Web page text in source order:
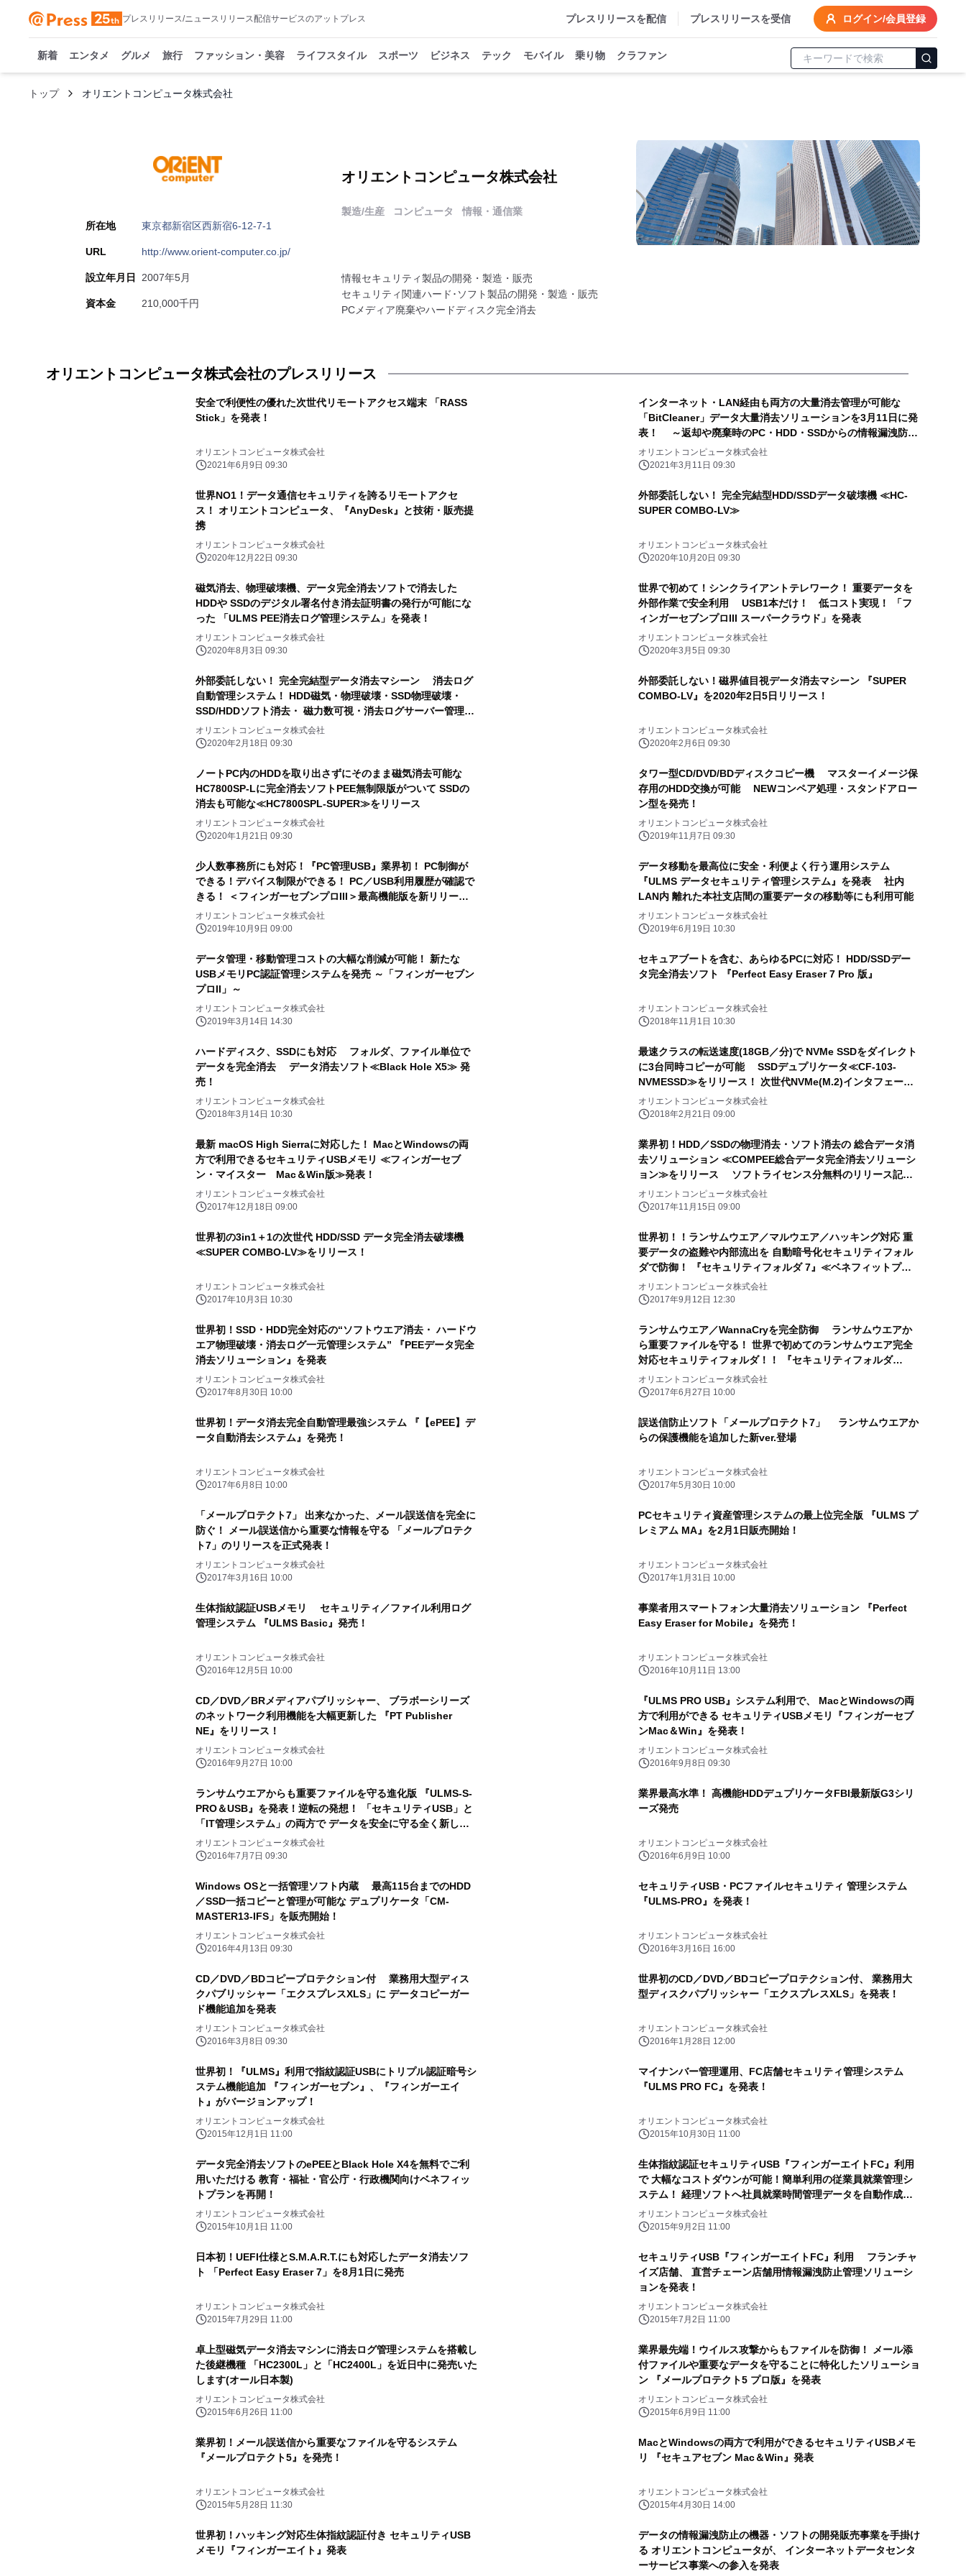
プレスリリース/ニュースリリース配信サービスのアットプレス プレスリリースを配信 プレスリリースを受信 ログイン/会員登録
新着 エンタメ グルメ 旅行 ファッション・美容 ライフスタイル スポーツ ビジネス テック モバイル 乗り物 クラファン
トップ オリエントコンピュータ株式会社
オリエントコンピュータ株式会社
製造/生産 コンピュータ 情報・通信業
情報セキュリティ製品の開発・製造・販売
セキュリティ関連ハード･ソフト製品の開発・製造・販売
PCメディア廃棄やハードディスク完全消去
所在地 東京都新宿区西新宿6-12-7-1
URL http://www.orient-computer.co.jp/
設立年月日 2007年5月
資本金 210,000千円
オリエントコンピュータ株式会社のプレスリリース
安全で利便性の優れた次世代リモートアクセス端末 「RASS
Stick」を発表！
オリエントコンピュータ株式会社
2021年6月9日 09:30
インターネット・LAN経由も両方の大量消去管理が可能な
「BitCleaner」データ大量消去ソリューションを3月11日に発
表！ ～返却や廃棄時のPC・HDD・SSDからの情報漏洩防止
～
オリエントコンピュータ株式会社
2021年3月11日 09:30
世界NO1！データ通信セキュリティを誇るリモートアクセ
ス！ オリエントコンピュータ、『AnyDesk』と技術・販売提
携
オリエントコンピュータ株式会社
2020年12月22日 09:30
外部委託しない！ 完全完結型HDD/SSDデータ破壊機 ≪HC-
SUPER COMBO-LV≫
オリエントコンピュータ株式会社
2020年10月20日 09:30
磁気消去、物理破壊機、データ完全消去ソフトで消去した
HDDや SSDのデジタル署名付き消去証明書の発行が可能にな
った 「ULMS PEE消去ログ管理システム」を発表！
オリエントコンピュータ株式会社
2020年8月3日 09:30
世界で初めて！シンクライアントテレワーク！ 重要データを
外部作業で安全利用 USB1本だけ！ 低コスト実現！ 「フ
ィンガーセブンプロIII スーパークラウド」を発表
オリエントコンピュータ株式会社
2020年3月5日 09:30
外部委託しない！ 完全完結型データ消去マシーン 消去ログ
自動管理システム！ HDD磁気・物理破壊・SSD物理破壊・
SSD/HDDソフト消去・ 磁力数可視・消去ログサーバー管理シ
ステム ≪HC-SUPER COMBO-LV≫ ≪ePEE Data Erasure
Solution≫PEE
オリエントコンピュータ株式会社
2020年2月18日 09:30
外部委託しない！磁界値目視データ消去マシーン 『SUPER
COMBO-LV』を2020年2日5日リリース！
オリエントコンピュータ株式会社
2020年2月6日 09:30
ノートPC内のHDDを取り出さずにそのまま磁気消去可能な
HC7800SP-Lに完全消去ソフトPEE無制限版がついて SSDの
消去も可能な≪HC7800SPL-SUPER≫をリリース
オリエントコンピュータ株式会社
2020年1月21日 09:30
タワー型CD/DVD/BDディスクコピー機 マスターイメージ保
存用のHDD交換が可能 NEWコンペア処理・スタンドアロー
ン型を発売！
オリエントコンピュータ株式会社
2019年11月7日 09:30
少人数事務所にも対応！『PC管理USB』業界初！ PC制御が
できる！デバイス制限ができる！ PC／USB利用履歴が確認で
きる！ ＜フィンガーセブンプロIII＞最高機能版を新リリー
ス！
オリエントコンピュータ株式会社
2019年10月9日 09:00
データ移動を最高位に安全・利便よく行う運用システム
『ULMS データセキュリティ管理システム』を発表 社内
LAN内 離れた本社支店間の重要データの移動等にも利用可能
オリエントコンピュータ株式会社
2019年6月19日 10:30
データ管理・移動管理コストの大幅な削減が可能！ 新たな
USBメモリPC認証管理システムを発売 ～「フィンガーセブン
プロII」～
オリエントコンピュータ株式会社
2019年3月14日 14:30
セキュアブートを含む、あらゆるPCに対応！ HDD/SSDデー
タ完全消去ソフト 『Perfect Easy Eraser 7 Pro 版』
オリエントコンピュータ株式会社
2018年11月1日 10:30
ハードディスク、SSDにも対応 フォルダ、ファイル単位で
データを完全消去 データ消去ソフト≪Black Hole X5≫ 発
売！
オリエントコンピュータ株式会社
2018年3月14日 10:30
最速クラスの転送速度(18GB／分)で NVMe SSDをダイレクト
に3台同時コピーが可能 SSDデュプリケータ≪CF-103-
NVMESSD≫をリリース！ 次世代NVMe(M.2)インタフェース
高速デュプリケータ
オリエントコンピュータ株式会社
2018年2月21日 09:00
最新 macOS High Sierraに対応した！ MacとWindowsの両
方で利用できるセキュリティUSBメモリ ≪フィンガーセブ
ン・マイスター Mac＆Win版≫発表！
オリエントコンピュータ株式会社
2017年12月18日 09:00
業界初！HDD／SSDの物理消去・ソフト消去の 総合データ消
去ソリューション ≪COMPEE総合データ完全消去ソリューシ
ョン≫をリリース ソフトライセンス分無料のリリース記念
キャンペーン実施中！
オリエントコンピュータ株式会社
2017年11月15日 09:00
世界初の3in1＋1の次世代 HDD/SSD データ完全消去破壊機
≪SUPER COMBO-LV≫をリリース！
オリエントコンピュータ株式会社
2017年10月3日 10:30
世界初！！ランサムウエア／マルウエア／ハッキング対応 重
要データの盗難や内部流出を 自動暗号化セキュリティフォル
ダで防御！ 『セキュリティフォルダ 7』≪ベネフィットプラ
ン≫をリリース
オリエントコンピュータ株式会社
2017年9月12日 12:30
世界初！SSD・HDD完全対応の“ソフトウエア消去・ ハードウ
エア物理破壊・消去ログ一元管理システム” 『PEEデータ完全
消去ソリューション』を発表
オリエントコンピュータ株式会社
2017年8月30日 10:00
ランサムウエア／WannaCryを完全防御 ランサムウエアか
ら重要ファイルを守る！ 世界で初めてのランサムウエア完全
対応セキュリティフォルダ！！ 『セキュリティフォルダ
〈7〉』公開開始
オリエントコンピュータ株式会社
2017年6月27日 10:00
世界初！データ消去完全自動管理最強システム 『【ePEE】デ
ータ自動消去システム』を発売！
オリエントコンピュータ株式会社
2017年6月8日 10:00
誤送信防止ソフト「メールプロテクト7」 ランサムウエアか
らの保護機能を追加した新ver.登場
オリエントコンピュータ株式会社
2017年5月30日 10:00
「メールプロテクト7」 出来なかった、メール誤送信を完全に
防ぐ！ メール誤送信から重要な情報を守る 「メールプロテク
ト7」のリリースを正式発表！
オリエントコンピュータ株式会社
2017年3月16日 10:00
PCセキュリティ資産管理システムの最上位完全版 『ULMS プ
レミアム MA』を2月1日販売開始！
オリエントコンピュータ株式会社
2017年1月31日 10:00
生体指紋認証USBメモリ セキュリティ／ファイル利用ログ
管理システム 『ULMS Basic』発売！
オリエントコンピュータ株式会社
2016年12月5日 10:00
事業者用スマートフォン大量消去ソリューション 『Perfect
Easy Eraser for Mobile』を発売！
オリエントコンピュータ株式会社
2016年10月11日 13:00
CD／DVD／BRメディアパブリッシャー、 ブラボーシリーズ
のネットワーク利用機能を大幅更新した 『PT Publisher
NE』をリリース！
オリエントコンピュータ株式会社
2016年9月27日 10:00
『ULMS PRO USB』システム利用で、 MacとWindowsの両
方で利用ができる セキュリティUSBメモリ『フィンガーセブ
ンMac＆Win』を発表！
オリエントコンピュータ株式会社
2016年9月8日 09:30
ランサムウエアからも重要ファイルを守る進化版 『ULMS-S-
PRO＆USB』を発表！逆転の発想！ 「セキュリティUSB」と
「IT管理システム」の両方で データを安全に守る全く新しい
「データ管理システム」
オリエントコンピュータ株式会社
2016年7月7日 09:30
業界最高水準！ 高機能HDDデュプリケータFBI最新版G3シリ
ーズ発売
オリエントコンピュータ株式会社
2016年6月9日 10:00
Windows OSと一括管理ソフト内蔵 最高115台までのHDD
／SSD一括コピーと管理が可能な デュプリケータ「CM-
MASTER13-IFS」を販売開始！
オリエントコンピュータ株式会社
2016年4月13日 09:30
セキュリティUSB・PCファイルセキュリティ 管理システム
『ULMS-PRO』を発表！
オリエントコンピュータ株式会社
2016年3月16日 16:00
CD／DVD／BDコピープロテクション付 業務用大型ディス
クパブリッシャー「エクスプレスXLS」に データコピーガー
ド機能追加を発表
オリエントコンピュータ株式会社
2016年3月8日 09:30
世界初のCD／DVD／BDコピープロテクション付、 業務用大
型ディスクパブリッシャー「エクスプレスXLS」を発表！
オリエントコンピュータ株式会社
2016年1月28日 12:00
世界初！『ULMS』利用で指紋認証USBにトリプル認証暗号シ
ステム機能追加 『フィンガーセブン』、『フィンガーエイ
ト』がバージョンアップ！
オリエントコンピュータ株式会社
2015年12月1日 11:00
マイナンバー管理運用、FC店舗セキュリティ管理システム
『ULMS PRO FC』を発表！
オリエントコンピュータ株式会社
2015年10月30日 11:00
データ完全消去ソフトのePEEとBlack Hole X4を無料でご利
用いただける 教育・福祉・官公庁・行政機関向けベネフィッ
トプランを再開！
オリエントコンピュータ株式会社
2015年10月1日 11:00
生体指紋認証セキュリティUSB『フィンガーエイトFC』利用
で 大幅なコストダウンが可能！簡単利用の従業員就業管理シ
ステム！ 経理ソフトへ社員就業時間管理データを自動作成、
送付による人事管理、給与計算自動管理が可能！
オリエントコンピュータ株式会社
2015年9月2日 11:00
日本初！UEFI仕様とS.M.A.R.T.にも対応したデータ消去ソフ
ト 「Perfect Easy Eraser 7」を8月1日に発売
オリエントコンピュータ株式会社
2015年7月29日 11:00
セキュリティUSB『フィンガーエイトFC』利用 フランチャ
イズ店舗、 直営チェーン店舗用情報漏洩防止管理ソリューシ
ョンを発表！
オリエントコンピュータ株式会社
2015年7月2日 11:00
卓上型磁気データ消去マシンに消去ログ管理システムを搭載し
た後継機種 「HC2300L」と「HC2400L」を近日中に発売いた
します(オール日本製)
オリエントコンピュータ株式会社
2015年6月26日 11:00
業界最先端！ウイルス攻撃からもファイルを防御！ メール添
付ファイルや重要なデータを守ることに特化したソリューショ
ン 『メールプロテクト5 プロ版』を発表
オリエントコンピュータ株式会社
2015年6月9日 11:00
業界初！メール誤送信から重要なファイルを守るシステム
『メールプロテクト5』を発売！
オリエントコンピュータ株式会社
2015年5月28日 11:30
MacとWindowsの両方で利用ができるセキュリティUSBメモ
リ 『セキュアセブン Mac＆Win』発表
オリエントコンピュータ株式会社
2015年4月30日 14:00
世界初！ハッキング対応生体指紋認証付き セキュリティUSB
メモリ『フィンガーエイト』発表
データの情報漏洩防止の機器・ソフトの開発販売事業を手掛け
る オリエントコンピュータが、 インターネットデータセンタ
ーサービス事業への参入を発表